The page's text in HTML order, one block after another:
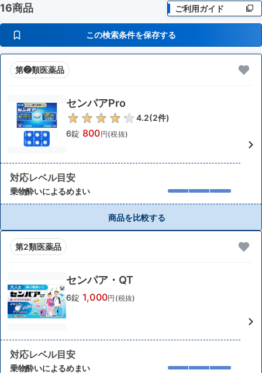
16商品 ご利用ガイド
この検索条件を保存する
第❷類医薬品
センパアPro
4.2(2件)
6錠 800円(税抜)
対応レベル目安
乗物酔いによるめまい
商品を比較する
第2類医薬品
センパア・QT
6錠 1,000円(税抜)
対応レベル目安
乗物酔いによるめまい